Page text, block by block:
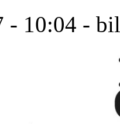
- 10:04 -